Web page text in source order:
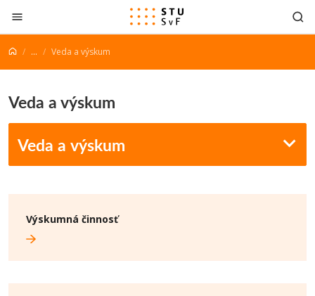
Prejsť na obsah
... Veda a výskum
Veda a výskum
Veda a výskum
Výskumná činnosť